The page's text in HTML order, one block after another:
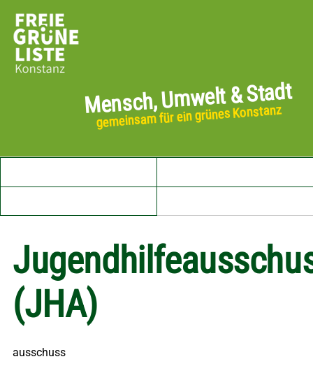
Mensch, Umwelt & Stadt
gemeinsam für ein grünes Konstanz
(JHA)
ausschuss